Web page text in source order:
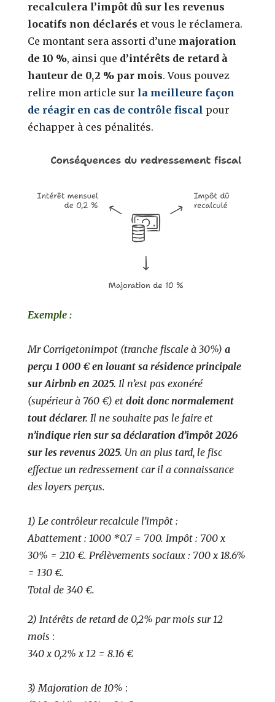
recalculera l’impôt dû sur les revenus
locatifs non déclarés et vous le réclamera.
Ce montant sera assorti d’une majoration
de 10 %, ainsi que d’intérêts de retard à
hauteur de 0,2 % par mois. Vous pouvez
relire mon article sur la meilleure façon
de réagir en cas de contrôle fiscal pour
échapper à ces pénalités.
Exemple :
Mr Corrigetonimpot (tranche fiscale à 30%)a
perçu 1 000 € en louant sa résidence principale
sur Airbnb en 2025. Il n’est pas exonéré
(supérieur à 760 €) etdoit donc normalement
tout déclarer. Il ne souhaite pas le faire et
n’indique rien sur sa déclaration d’impôt 2026
sur les revenus 2025. Un an plus tard, le fisc
effectue un redressement car il a connaissance
des loyers perçus.
1) Le contrôleur recalcule l’impôt :
Abattement : 1000 *0.7 = 700. Impôt : 700 x
30% = 210 €. Prélèvements sociaux : 700 x 18.6%
= 130 €.
Total de 340 €.
2) Intérêts de retard de 0,2% par mois sur 12
mois :
340 x 0,2% x 12 = 8.16 €
3) Majoration de 10% :